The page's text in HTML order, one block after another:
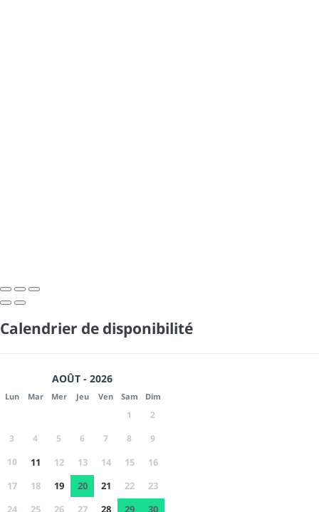
Calendrier de disponibilité
AOÛT - 2026
Lun Mar Mer Jeu Ven Sam Dim
1
2
3
4 5 6 7 8
9
10
11 12 13 14 15
16
17
18 19 20 21 22
23
24
25 26 27 28 29
30